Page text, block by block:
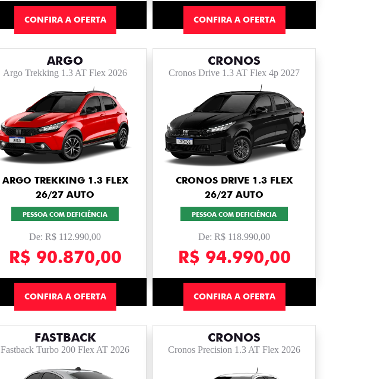
CONFIRA A OFERTA CONFIRA A OFERTA
ARGO
Argo Trekking 1.3 AT Flex 2026
ARGO TREKKING 1.3 FLEX
26/27 AUTO
PESSOA COM DEFICIÊNCIA
De: R$ 112.990,00
R$ 90.870,00
CONFIRA A OFERTA
CRONOS
Cronos Drive 1.3 AT Flex 4p 2027
CRONOS DRIVE 1.3 FLEX
26/27 AUTO
PESSOA COM DEFICIÊNCIA
De: R$ 118.990,00
R$ 94.990,00
CONFIRA A OFERTA
FASTBACK
Fastback Turbo 200 Flex AT 2026
CRONOS
Cronos Precision 1.3 AT Flex 2026